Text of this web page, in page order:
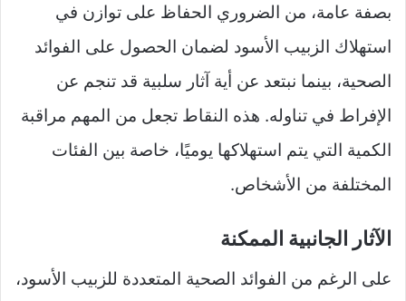
بصفة عامة، من الضروري الحفاظ على توازن في
استهلاك الزبيب الأسود لضمان الحصول على الفوائد
الصحية، بينما نبتعد عن أية آثار سلبية قد تنجم عن
الإفراط في تناوله. هذه النقاط تجعل من المهم مراقبة
الكمية التي يتم استهلاكها يوميًا، خاصة بين الفئات
المختلفة من الأشخاص.
الآثار الجانبية الممكنة
على الرغم من الفوائد الصحية المتعددة للزبيب الأسود،